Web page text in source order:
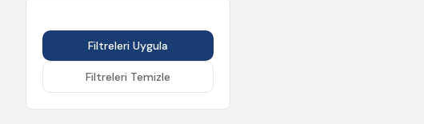
Filtreleri Uygula
Filtreleri Temizle